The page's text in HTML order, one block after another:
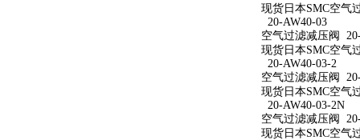
现货日本SMC空气
20-AW40-03
空气过滤减压阀
现货日本SMC空气
20-AW40-03-2
空气过滤减压阀
现货日本SMC空气
20-AW40-03-2N
空气过滤减压阀
现货日本SMC空气